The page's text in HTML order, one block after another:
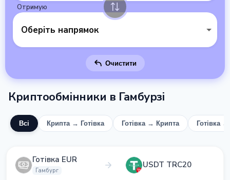
Отримую
Оберіть напрямок
Очистити
Криптообмінники в Гамбурзі
Всі Крипта → Готівка Готівка → Крипта Готівка
Готівка EUR
Гамбург
USDT TRC20